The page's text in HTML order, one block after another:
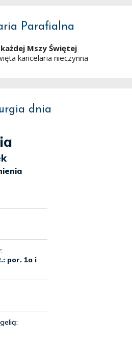
Parafialna
Mszy Świętej
kancelaria nieczynna
dnia